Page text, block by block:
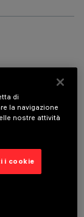
2700K,
RDM
a body, a box
be ordered
box, with
seals.
of weather
di
la navigazione
nostre attività
i cookie